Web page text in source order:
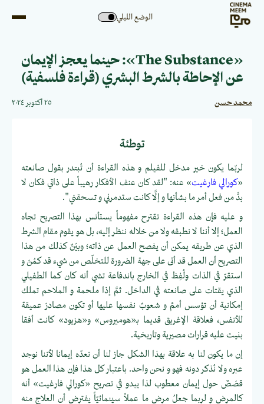
الوضع الليلي
«The Substance»: حينما يعجز الإيمان
عن الإحاطة بالشرط البشري (قراءة فلسفية)
محمد حسن ٢٥ أكتوبر ٢٠٢٤
توطئة
لربّما يكون خير مدخل للفيلم و هذه القراءة أن تُبتدر بقول صانعته
«كورالي فارغيت» عنه: "لقد كان عنف الأفكار رهيباً على ذاتي فكان لا
بدَّ من فعل أمر ما بشأنها و إلَّا كانت ستدمرني و تسحقني".
و عليه فإن هذه القراءة تقترح مفهوماً يستأنس بهذا التصريح تجاه
العمل؛ إلا أننا لا نطبقه ولا من خلاله ننظر إليه، بل هو يقوم مقام الشرط
الذي عن طريقه يمكن أن يفصح العمل عن ذاته؛ وبيّنٌ كذلك من هذا
التصريح أن العمل قد أتى على جهة الضرورة للتخلّص من شيء قد كمُنَ و
استقرّ في الذات ولُفِظ في الخارج باندفاعة تشي أنه كان كما الطفيلي
الذي يقتات على صانعته في الداخل. ثمَّ إذا ملحمة و الملاحم تملك
إمكانية أن تؤسس أممٌ و شعوبٌ نفسها عليها أو تكون مصادرَ عميقة
للأنفس، فعلاقة الإغريق قديما بـ«هوميروس» و«هزيود» كانت أفقا
بنيت عليه قرارات مصيرية وتاريخية.
إن ما يكون لنا به علاقة بهذا الشكل جاز لنا أن نعدّه إيمانا لأننا نوجد
عبره ولا نُذكر دونه فهو و نحن واحد. باعتبار كل هذا فإن هذا العمل هو
قصَصٌ حول إيمان معطوب لذا يبدو في تصريح «كورالي فارغيت» أنه
كالمرض و لربما جعلُ مرضٍ ما عملاً سينمائيّاً يفترض أن العلاج منه